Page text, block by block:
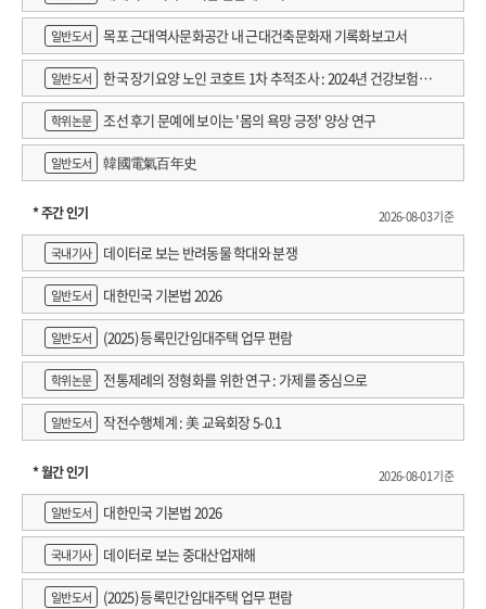
일반도서 목포 근대역사문화공간 내 근대건축문화재 기록화보고서
일반도서
한국 장기요양 노인 코호트 1차 추적조사 : 2024년 건강보험연
구원 정규연구보고서
학위논문 조선 후기 문예에 보이는 '몸의 욕망 긍정' 양상 연구
일반도서 韓國電氣百年史
* 주간 인기
2026-08-03 기준
국내기사
데이터로 보는 반려동물 학대와 분쟁
일반도서 대한민국 기본법 2026
일반도서 (2025) 등록민간임대주택 업무 편람
학위논문 전통제례의 정형화를 위한 연구 : 가제를 중심으로
일반도서 작전수행체계 : 美 교육회장 5-0.1
* 월간 인기
2026-08-01 기준
일반도서
대한민국 기본법 2026
국내기사 데이터로 보는 중대산업재해
일반도서 (2025) 등록민간임대주택 업무 편람